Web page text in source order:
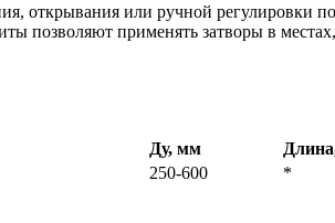
открывания или ручной регулировки
позволяют применять затворы в
Ду, мм
250-600 *